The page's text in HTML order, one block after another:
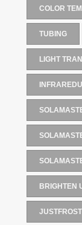
COLOR
TUBING
LIGHT
BRIGHTEN